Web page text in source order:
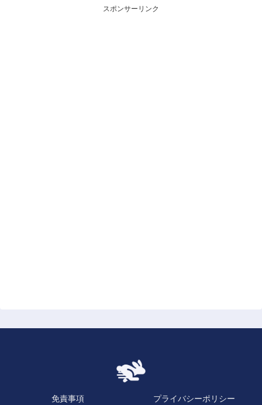
(注意喚起・申込停止)など、空売
り関連情報を集計し、図解でわ
喚起・申込停止)など、空売り関
連情報を集計し、図解でわかり
スポンサーリンク
免責事項 プライバシーポリシー